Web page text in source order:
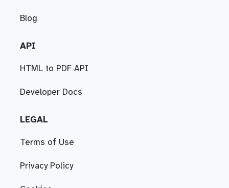
Blog
API
HTML to PDF API
Developer Docs
LEGAL
Terms of Use
Privacy Policy